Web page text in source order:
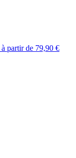
à partir de 79,90 €